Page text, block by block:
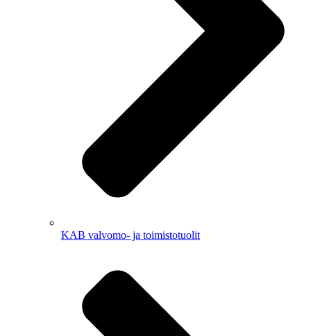
KAB valvomo- ja toimistotuolit